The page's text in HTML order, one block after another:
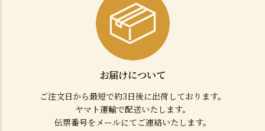
お届けについて
ご注文日から最短で約3日後に出荷しております。
ヤマト運輸で配送いたします。
伝票番号をメールにてご連絡いたします。